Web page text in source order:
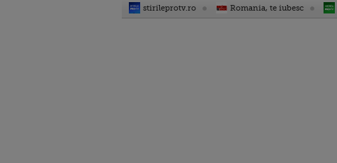
stirileprotv.ro Romania, te iubesc